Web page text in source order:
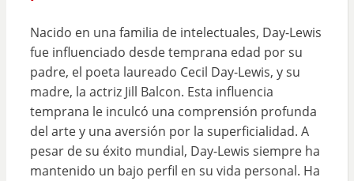
Nacido en una familia de intelectuales, Day-Lewis
fue influenciado desde temprana edad por su
padre, el poeta laureado Cecil Day-Lewis, y su
madre, la actriz Jill Balcon. Esta influencia
temprana le inculcó una comprensión profunda
del arte y una aversión por la superficialidad. A
pesar de su éxito mundial, Day-Lewis siempre ha
mantenido un bajo perfil en su vida personal. Ha